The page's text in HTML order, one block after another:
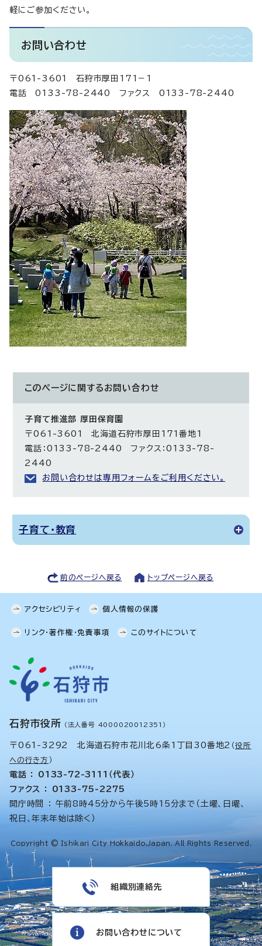
軽にご参加ください。
お問い合わせ
〒061-3601 石狩市厚田171－1
電話 0133-78-2440 ファクス 0133-78-2440
このページに関する お問い合わせ
子育て推進部 厚田保育園
〒061-3601 北海道石狩市厚田171番地1
電話：0133-78-2440 ファクス：0133-78-
2440
お問い合わせは専用フォームをご利用ください。
子育て・教育
前のページへ戻る トップページへ戻る
アクセシビリティ 個人情報の保護
リンク・著作権・免責事項 このサイトについて
石狩市役所 （法人番号 4000020012351）
〒061-3292 北海道石狩市花川北6条1丁目30番地2 （役所
への行き方 ）
電話 ： 0133-72-3111（代表）
ファクス ： 0133-75-2275
開庁時間 ： 午前8時45分から午後5時15分まで（土曜、日曜、
祝日、年末年始は除く）
Copyright © Ishikari City Hokkaido,Japan. All Rights Reserved.
組織別連絡先
お問い合わせについて